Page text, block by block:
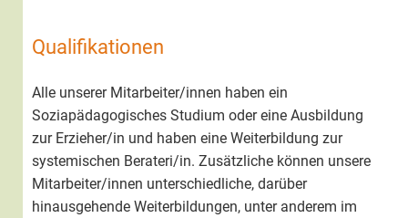
Qualifikationen
Alle unserer Mitarbeiter/innen haben ein
Soziapädagogisches Studium oder eine Ausbildung
zur Erzieher/in und haben eine Weiterbildung zur
systemischen Berateri/in. Zusätzliche können unsere
Mitarbeiter/innen unterschiedliche, darüber
hinausgehende Weiterbildungen, unter anderem im